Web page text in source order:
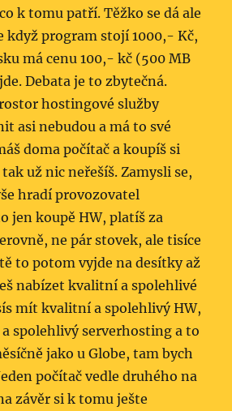
k tomu patří. Těžko se dá ale
když program stojí 1000,- Kč,
má cenu 100,- kč (500 MB
Debata je to zbytečná.
hostingové služby
asi nebudou a má to své
doma počítač a koupíš si
už nic neřešíš. Zamysli se,
hradí provozovatel
jen koupě HW, platíš za
ne pár stovek, ale tisíce
to potom vyjde na desítky až
nabízet kvalitní a spolehlivé
mít kvalitní a spolehlivý HW,
spolehlivý serverhosting a to
jako u Globe, tam bych
počítač vedle druhého na
závěr si k tomu ješte